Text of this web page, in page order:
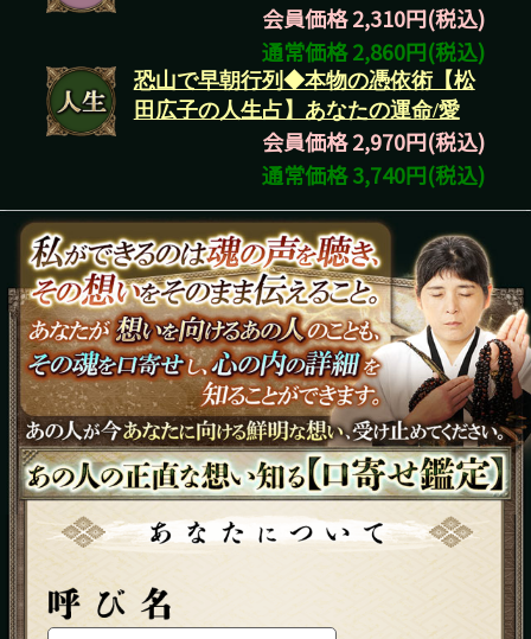
会員価格 2,310円(税込)
通常価格 2,860円(税込)
恐山で早朝行列◆本物の憑依術【松
田広子の人生占】あなたの運命/愛
会員価格 2,970円(税込)
通常価格 3,740円(税込)